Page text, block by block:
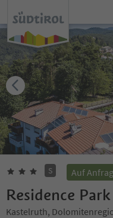
S Auf
Residence Park
Kastelruth,